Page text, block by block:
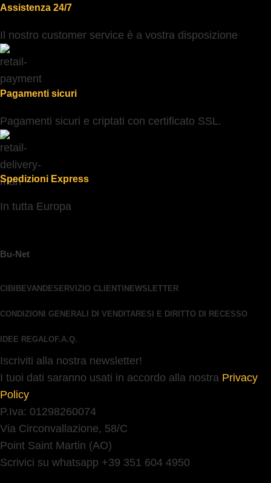
Assistenza 24/7
Il nostro customer service è a vostra disposizione
Pagamenti sicuri
Pagamenti sicuri e criptati con certificato SSL.
Spedizioni Express
In tutta Europa
Bu-Net
CIBI BEVANDESERVIZIO CLIENTI NEWSLETTER
CONDIZIONI GENERALI DI VENDITA RESI E DIRITTO DI RECESSO
IDEE REGALO F.A.Q.
Iscriviti alla nostra newsletter!
I tuoi dati saranno usati in accordo alla nostra Privacy
Policy
P.Iva: 01298260074
Via Circonvallazione, 58/C
Point Saint Martin (AO)
Scrivici su whatsapp +39 351 604 4950